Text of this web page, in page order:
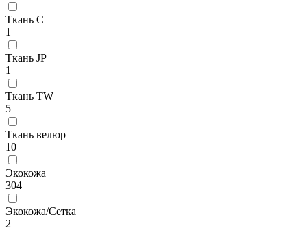
Ткань C
1
Ткань JP
1
Ткань TW
5
Ткань велюр
10
Экокожа
304
Экокожа/Сетка
2